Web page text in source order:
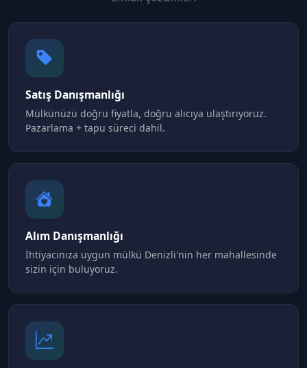
Satış Danışmanlığı
Mülkünüzü doğru fiyatla, doğru alıcıya ulaştırıyoruz.
Pazarlama + tapu süreci dahil.
Alım Danışmanlığı
İhtiyacınıza uygun mülkü Denizli'nin her mahallesinde
sizin için buluyoruz.